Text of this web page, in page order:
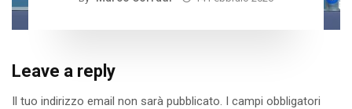
Leave a reply
Il tuo indirizzo email non sarà pubblicato. I campi obbligatori